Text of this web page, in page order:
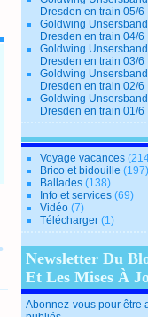
Dresden en train 05/6
Goldwing
Dresden en train 04/6
Goldwing
Dresden en train 03/6
Goldwing
Dresden en train 02/6
Goldwing
Dresden en train 01/6
Voyage vacances
Brico et bidouille (197)
Ballades (138)
Info et services (69)
Vidéo (7)
Télécharger (1)
Newsletter Du
Et Les Mises À
Abonnez-vous pour être